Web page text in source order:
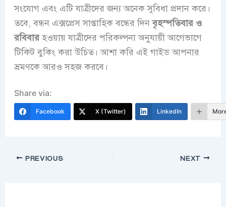
সংযোগ এবং এটি যাত্রীদের জন্য অনেক সুবিধা প্রদান করে।
তবে, বন্ধন এক্সপ্রেস সাপ্তাহিক বন্ধের দিনবৃহস্পতিবার ও
রবিবারহওয়ায় যাত্রীদের পরিকল্পনা অনুযায়ী আগেভাগে
টিকিট বুকিং করা উচিত। আশা করি এই গাইড আপনার
ভ্রমণকে আরও সহজ করবে।
Share via:
Facebook X (Twitter) LinkedIn
PREVIOUS NEXT